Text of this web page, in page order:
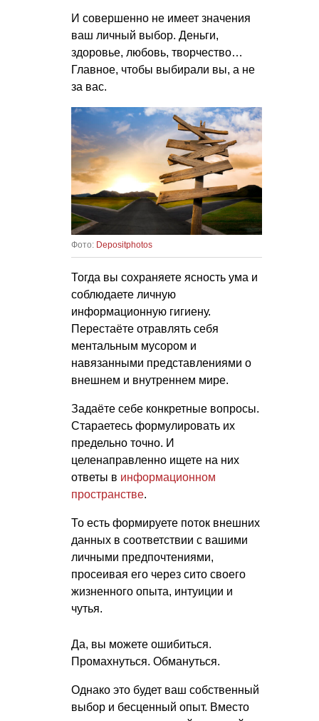
И совершенно не имеет значения
ваш личный выбор. Деньги,
здоровье, любовь, творчество…
Главное, чтобы выбирали вы, а не
за вас.
Фото: Depositphotos
Тогда вы сохраняете ясность ума и
соблюдаете личную
информационную гигиену.
Перестаёте отравлять себя
ментальным мусором и
навязанными представлениями о
внешнем и внутреннем мире.
Задаёте себе конкретные вопросы.
Стараетесь формулировать их
предельно точно. И
целенаправленно ищете на них
ответы в информационном
пространстве.
То есть формируете поток внешних
данных в соответствии с вашими
личными предпочтениями,
просеивая его через сито своего
жизненного опыта, интуиции и
чутья.
Да, вы можете ошибиться.
Промахнуться. Обмануться.
Однако это будет ваш собственный
выбор и бесценный опыт. Вместо